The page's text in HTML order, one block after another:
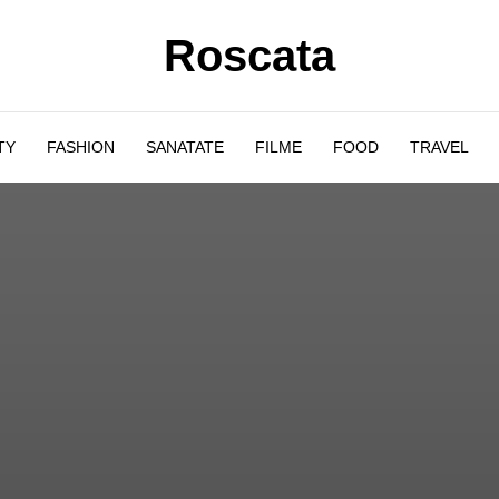
Roscata
FASHION SANATATE FILME FOOD TRAVEL